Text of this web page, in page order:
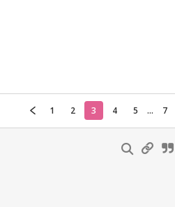
1 2 3 4 5 ... 7